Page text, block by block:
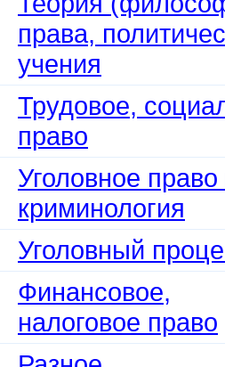
права,
учения
Трудовое,
право
Уголовное право
криминология
Уголовный
Финансовое,
налоговое право